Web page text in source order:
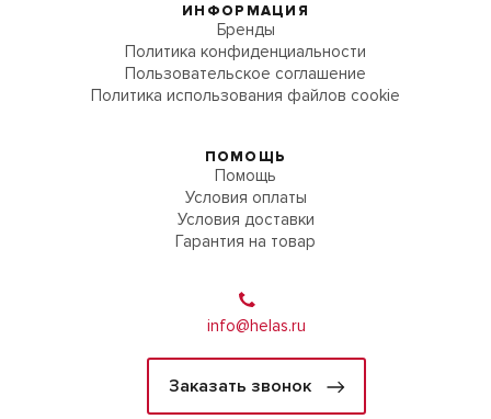
ИНФОРМАЦИЯ
Бренды
Политика конфиденциальности
Пользовательское соглашение
Политика использования файлов cookie
ПОМОЩЬ
Помощь
Условия оплаты
Условия доставки
Гарантия на товар
info@helas.ru
Заказать звонок